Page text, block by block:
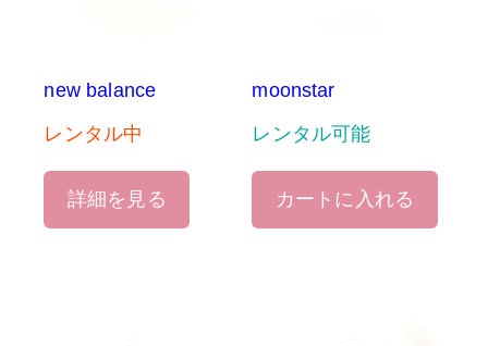
new balance
レンタル中
詳細を見る
moonstar
レンタル可能
カートに入れる